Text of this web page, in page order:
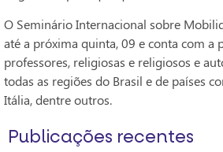
O Seminário Internacional sobre
até a próxima quinta, 09 e conta com a
professores, religiosas e religiosos e
todas as regiões do Brasil e de países
Itália, dentre outros.
Publicações recentes